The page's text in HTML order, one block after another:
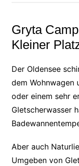
Gryta
Kleiner
Der Oldensee
dem
oder einem sehr
Gletscherwasser
Aber auch
Umgeben von